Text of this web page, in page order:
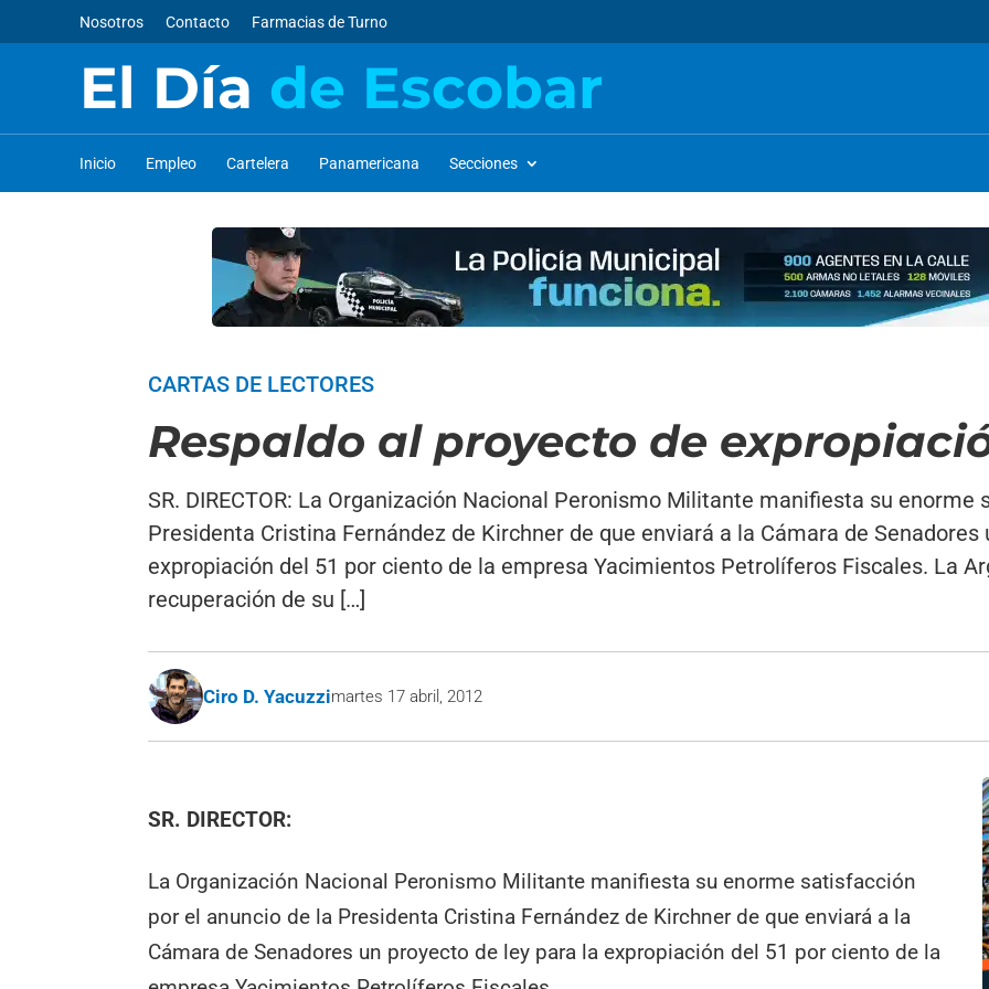
Nosotros Contacto Farmacias de Turno
El Día de Escobar
Inicio Empleo Cartelera Panamericana Secciones
CARTAS DE LECTORES
Respaldo al proyecto de
SR. DIRECTOR: La Organización Nacional Peronismo Militante manifiesta su
Presidenta Cristina Fernández de Kirchner de que enviará a la Cámara de Senadores
expropiación del 51 por ciento de la empresa Yacimientos Petrolíferos Fiscales. La
recuperación de su […]
Ciro D. Yacuzzimartes 17 abril, 2012
SR. DIRECTOR:
La Organización Nacional Peronismo Militante manifiesta su enorme satisfacción
por el anuncio de la Presidenta Cristina Fernández de Kirchner de que enviará a la
Cámara de Senadores un proyecto de ley para la expropiación del 51 por ciento de la